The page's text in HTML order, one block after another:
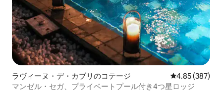
ラヴィーヌ・デ・カブリのコテージ レビュー387
4.85 (387)
マンゼル・セガ、プライベートプール付き4つ星ロッジ